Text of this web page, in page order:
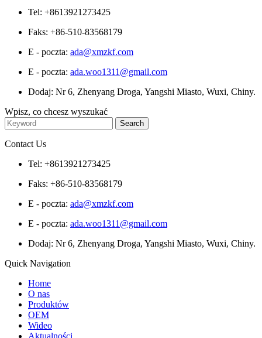
Tel: +8613921273425
Faks: +86-510-83568179
E - poczta: ada@xmzkf.com
E - poczta: ada.woo1311@gmail.com
Dodaj: Nr 6, Zhenyang Droga, Yangshi Miasto, Wuxi, Chiny.
Wpisz, co chcesz wyszukać
Contact Us
Tel: +8613921273425
Faks: +86-510-83568179
E - poczta: ada@xmzkf.com
E - poczta: ada.woo1311@gmail.com
Dodaj: Nr 6, Zhenyang Droga, Yangshi Miasto, Wuxi, Chiny.
Quick Navigation
Home
O nas
Produktów
OEM
Wideo
Aktualności